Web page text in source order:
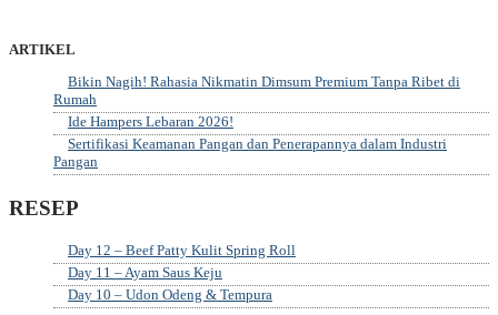
ARTIKEL
Bikin Nagih! Rahasia Nikmatin Dimsum Premium Tanpa Ribet di
Rumah
Ide Hampers Lebaran 2026!
Sertifikasi Keamanan Pangan dan Penerapannya dalam Industri
Pangan
RESEP
Day 12 – Beef Patty Kulit Spring Roll
Day 11 – Ayam Saus Keju
Day 10 – Udon Odeng & Tempura